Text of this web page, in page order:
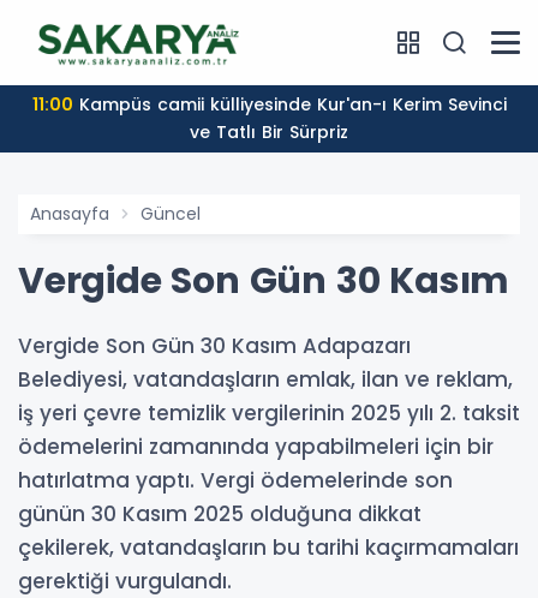
11:00
ve Tatlı Bir Sürpriz
Anasayfa Güncel
Vergide Son Gün 30 Kasım
Vergide Son Gün 30 Kasım Adapazarı
Belediyesi, vatandaşların emlak, ilan ve reklam,
iş yeri çevre temizlik vergilerinin 2025 yılı 2. taksit
ödemelerini zamanında yapabilmeleri için bir
hatırlatma yaptı. Vergi ödemelerinde son
günün 30 Kasım 2025 olduğuna dikkat
çekilerek, vatandaşların bu tarihi kaçırmamaları
gerektiği vurgulandı.